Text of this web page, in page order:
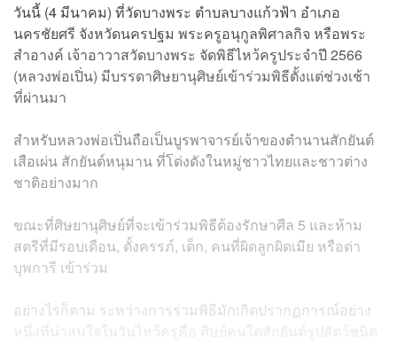
วันนี้ (4 มีนาคม) ที่วัดบางพระ ตำบลบางแก้วฟ้า อำเภอ
นครชัยศรี จังหวัดนครปฐม พระครูอนุกูลพิศาลกิจ หรือพระ
สำอางค์ เจ้าอาวาสวัดบางพระ จัดพิธีไหว้ครูประจำปี 2566
(หลวงพ่อเปิ่น) มีบรรดาศิษยานุศิษย์เข้าร่วมพิธีตั้งแต่ช่วงเช้า
ที่ผ่านมา
สำหรับหลวงพ่อเปิ่นถือเป็นบูรพาจารย์เจ้าของตำนานสักยันต์
เสือเผ่น สักยันต์หนุมาน ที่โด่งดังในหมู่ชาวไทยและชาวต่าง
ชาติอย่างมาก
ขณะที่ศิษยานุศิษย์ที่จะเข้าร่วมพิธีต้องรักษาศีล 5 และห้าม
สตรีที่มีรอบเดือน, ตั้งครรภ์, เด็ก, คนที่ผิดลูกผิดเมีย หรือด่า
บุพการี เข้าร่วม
อย่างไรก็ตาม ระหว่างการร่วมพิธีมักเกิดปรากฏการณ์อย่าง
หนึ่งที่น่าสนใจในวันไหว้ครูคือ ศิษย์คนใดสักยันต์รูปสัตว์ชนิด